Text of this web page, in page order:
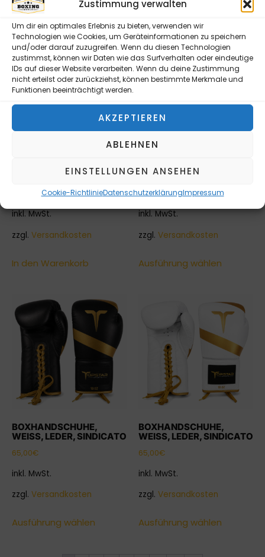
Zustimmung verwalten
Um dir ein optimales Erlebnis zu bieten, verwenden wir
Technologien wie Cookies, um Geräteinformationen zu speichern
und/oder darauf zuzugreifen. Wenn du diesen Technologien
zustimmst, können wir Daten wie das Surfverhalten oder eindeutige
IDs auf dieser Website verarbeiten. Wenn du deine Zustimmung
nicht erteilst oder zurückziehst, können bestimmte Merkmale und
Funktionen beeinträchtigt werden.
AKZEPTIEREN
ABLEHNEN
EINSTELLUNGEN ANSEHEN
Cookie-RichtlinieDatenschutzerklärungImpressum
SCHWARZ, ELASTISCH
inkl. MwSt.
zzgl. Versandkosten
In den Warenkorb
ROUNDS, LEDER, VINTAGE
BRAUN
65,00€
inkl. MwSt.
zzgl. Versandkosten
Ausführung wählen
BOXHANDSCHUHE,
WEISS, LEDER, SINDICATO
65,00€
inkl. MwSt.
zzgl. Versandkosten
Ausführung wählen
BOXHANDSCHUHE,
WEISS, LEDER, SINDICATO
65,00€
inkl. MwSt.
zzgl. Versandkosten
Ausführung wählen